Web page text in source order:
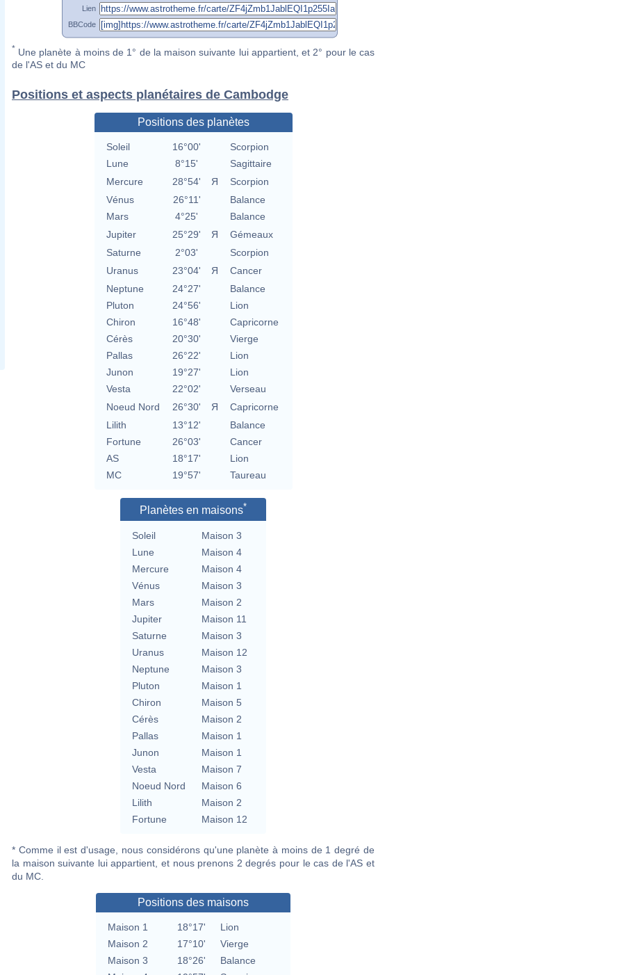
Lien
BBCode
* Une planète à moins de 1° de la maison suivante lui appartient, et 2° pour le cas
de l'AS et du MC
Positions et aspects planétaires de Cambodge
Positions des planètes
Soleil 16°00'
Scorpion
Lune
8°15'
Sagittaire
Mercure
28°54' Я
Scorpion
Vénus
26°11'
Balance
Mars
4°25'
Balance
Jupiter
25°29' Я
Gémeaux
Saturne
2°03'
Scorpion
Uranus
23°04' Я
Cancer
Neptune
24°27'
Balance
Pluton
24°56'
Lion
Chiron
16°48'
Capricorne
Cérès
20°30'
Vierge
Pallas
26°22'
Lion
Junon
19°27'
Lion
Vesta
22°02'
Verseau
Noeud Nord
26°30' Я
Capricorne
Lilith
13°12'
Balance
Fortune
26°03'
Cancer
AS
18°17'
Lion
MC
19°57' Taureau
Planètes en maisons*
Soleil
Maison 3
Lune
Maison 4
Mercure
Maison 4
Vénus
Maison 3
Mars
Maison 2
Jupiter
Maison 11
Saturne
Maison 3
Uranus
Maison 12
Neptune
Maison 3
Pluton
Maison 1
Chiron
Maison 5
Cérès
Maison 2
Pallas
Maison 1
Junon
Maison 1
Vesta
Maison 7
Noeud Nord
Maison 6
Lilith
Maison 2
Fortune
Maison 12
* Comme il est d'usage, nous considérons qu'une planète à moins de 1 degré de
la maison suivante lui appartient, et nous prenons 2 degrés pour le cas de l'AS et
du MC.
Positions des maisons
Maison 1 18°17'
Lion
Maison 2
17°10'
Vierge
Maison 3
18°26'
Balance